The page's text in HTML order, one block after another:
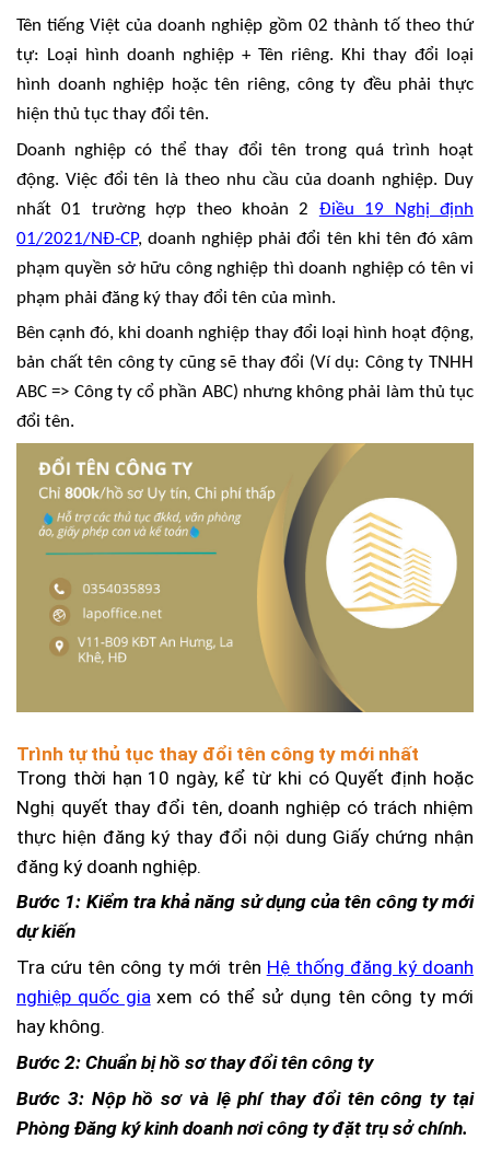
Tên tiếng Việt của doanh nghiệp gồm 02 thành tố theo thứ
tự: Loại hình doanh nghiệp + Tên riêng. Khi thay đổi loại
hình doanh nghiệp hoặc tên riêng, công ty đều phải thực
hiện thủ tục thay đổi tên.
Doanh nghiệp có thể thay đổi tên trong quá trình hoạt
động. Việc đổi tên là theo nhu cầu của doanh nghiệp. Duy
nhất 01 trường hợp theo khoản 2 Điều 19 Nghị định
01/2021/NĐ-CP, doanh nghiệp phải đổi tên khi tên đó xâm
phạm quyền sở hữu công nghiệp thì doanh nghiệp có tên vi
phạm phải đăng ký thay đổi tên của mình.
Bên cạnh đó, khi doanh nghiệp thay đổi loại hình hoạt động,
bản chất tên công ty cũng sẽ thay đổi (Ví dụ: Công ty TNHH
ABC => Công ty cổ phần ABC) nhưng không phải làm thủ tục
đổi tên.
Trình tự thủ tục thay đổi tên công ty mới nhất
Trong thời hạn 10 ngày, kể từ khi có Quyết định hoặc
Nghị quyết thay đổi tên, doanh nghiệp có trách nhiệm
thực hiện đăng ký thay đổi nội dung Giấy chứng nhận
đăng ký doanh nghiệp.
Bước 1: Kiểm tra khả năng sử dụng của tên công ty mới
dự kiến
Tra cứu tên công ty mới trên Hệ thống đăng ký doanh
nghiệp quốc giaxem có thể sử dụng tên công ty mới
hay không.
Bước 2: Chuẩn bị hồ sơ thay đổi tên công ty
Bước 3: Nộp hồ sơ và lệ phí thay đổi tên công ty tại
Phòng Đăng ký kinh doanh nơi công ty đặt trụ sở chính.